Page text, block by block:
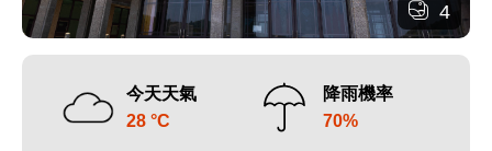
4
今天天氣
28 °C
降雨機率
70%